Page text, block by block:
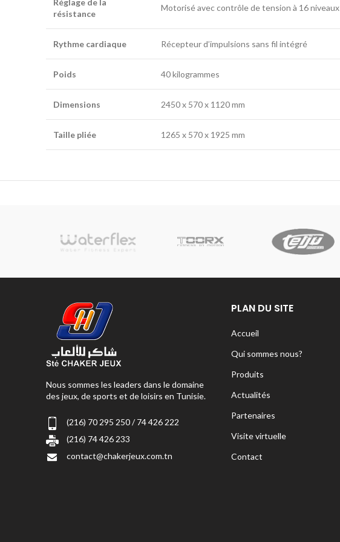
Réglage de la
résistance
Motorisé avec contrôle de tension à 16 niveaux
Rythme cardiaque Récepteur d’impulsions sans fil intégré
Poids 40 kilogrammes
Dimensions 2450 x 570 x 1120 mm
Taille pliée 1265 x 570 x 1925 mm
Nous sommes les leaders dans le domaine
des jeux, de sports et de loisirs en Tunisie.
(216) 70 295 250 / 74 426 222
(216) 74 426 233
contact@chakerjeux.com.tn
PLAN DU SITE
Accueil
Qui sommes nous?
Produits
Actualités
Partenaires
Visite virtuelle
Contact